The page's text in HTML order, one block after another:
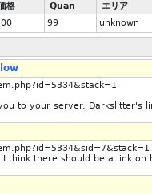
格 Quan エリア
99 unknown
to your server. Darkslitter's
think there should be a link on